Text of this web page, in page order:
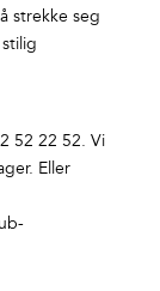
strekke seg
52 22 52. Vi
Eller